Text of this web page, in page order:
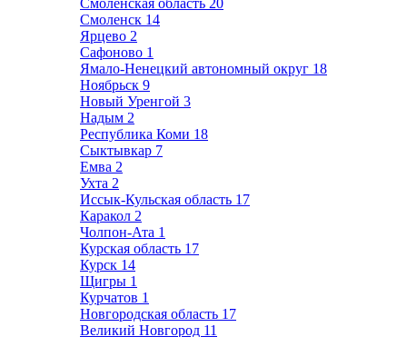
Смоленская область 20
Смоленск 14
Ярцево 2
Сафоново 1
Ямало-Ненецкий автономный округ 18
Ноябрьск 9
Новый Уренгой 3
Надым 2
Республика Коми 18
Сыктывкар 7
Емва 2
Ухта 2
Иссык-Кульская область 17
Каракол 2
Чолпон-Ата 1
Курская область 17
Курск 14
Щигры 1
Курчатов 1
Новгородская область 17
Великий Новгород 11